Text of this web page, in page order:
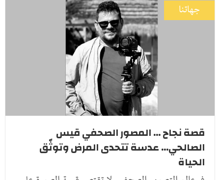
جهاتنا
قصة نجاح ... المصور الصحفي قيس
الصالحي... عدسة تتحدى المرض وتوثّق
الحياة